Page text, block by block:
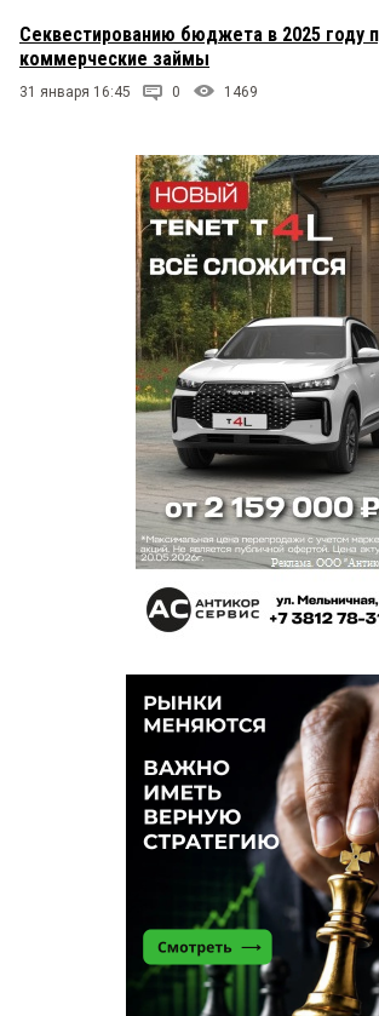
Секвестированию бюджета в 2025 году
коммерческие займы
31 января 16:45 0 1469